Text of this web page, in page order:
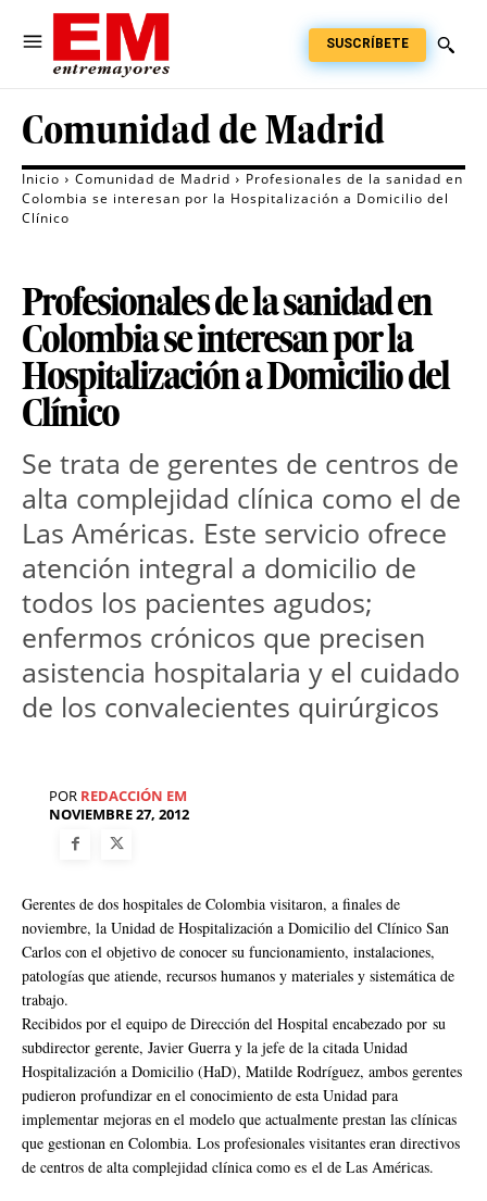
SUSCRÍBETE
Comunidad de Madrid
Inicio Comunidad de Madrid
Profesionales de la sanidad en
Colombia se interesan por la Hospitalización a Domicilio del
Clínico
Profesionales de la sanidad en
Colombia se interesan por la
Hospitalización a Domicilio del
Clínico
Se trata de gerentes de centros de
alta complejidad clínica como el de
Las Américas. Este servicio ofrece
atención integral a domicilio de
todos los pacientes agudos;
enfermos crónicos que precisen
asistencia hospitalaria y el cuidado
de los convalecientes quirúrgicos
POR REDACCIÓN EM
NOVIEMBRE 27, 2012
Gerentes de dos hospitales de Colombia visitaron, a finales de
noviembre, la Unidad de Hospitalización a Domicilio del Clínico San
Carlos con el objetivo de conocer su funcionamiento, instalaciones,
patologías que atiende, recursos humanos y materiales y sistemática de
trabajo.
Recibidos por el equipo de Dirección del Hospital encabezado por su
subdirector gerente, Javier Guerra y la jefe de la citada Unidad
Hospitalización a Domicilio (HaD), Matilde Rodríguez, ambos gerentes
pudieron profundizar en el conocimiento de esta Unidad para
implementar mejoras en el modelo que actualmente prestan las clínicas
que gestionan en Colombia. Los profesionales visitantes eran directivos
de centros de alta complejidad clínica como es el de Las Américas.